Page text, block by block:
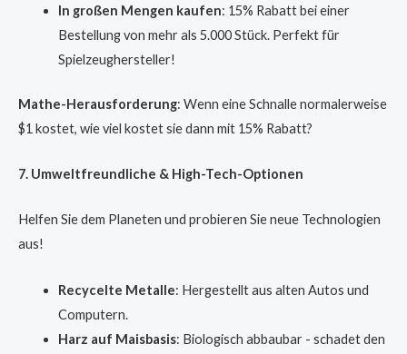
In großen Mengen kaufen: 15% Rabatt bei einer
Bestellung von mehr als 5.000 Stück. Perfekt für
Spielzeughersteller!
Mathe-Herausforderung: Wenn eine Schnalle normalerweise
$1 kostet, wie viel kostet sie dann mit 15% Rabatt?
7. Umweltfreundliche & High-Tech-Optionen
Helfen Sie dem Planeten und probieren Sie neue Technologien
aus!
Recycelte Metalle: Hergestellt aus alten Autos und
Computern.
Harz auf Maisbasis: Biologisch abbaubar - schadet den